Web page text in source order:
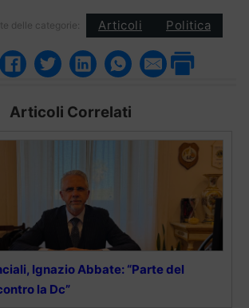
delle categorie: Articoli Politica
Articoli Correlati
Ignazio Abbate: “Parte del
la Dc”